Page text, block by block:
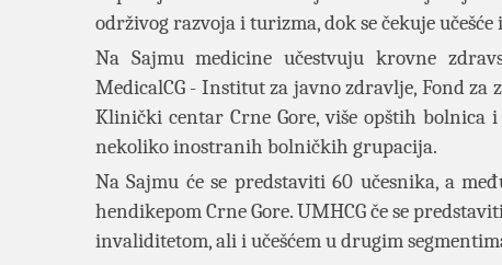
održivog razvoja i turizma, dok se čekuje
Na Sajmu medicine učestvuju krovne
MedicalCG - Institut za javno zdravlje, Fond za
Klinički centar Crne Gore, više opštih bolnica
nekoliko inostranih bolničkih grupacija.
Na Sajmu će se predstaviti 60 učesnika, a
hendikepom Crne Gore. UMHCG če se
invaliditetom, ali i učešćem u drugim